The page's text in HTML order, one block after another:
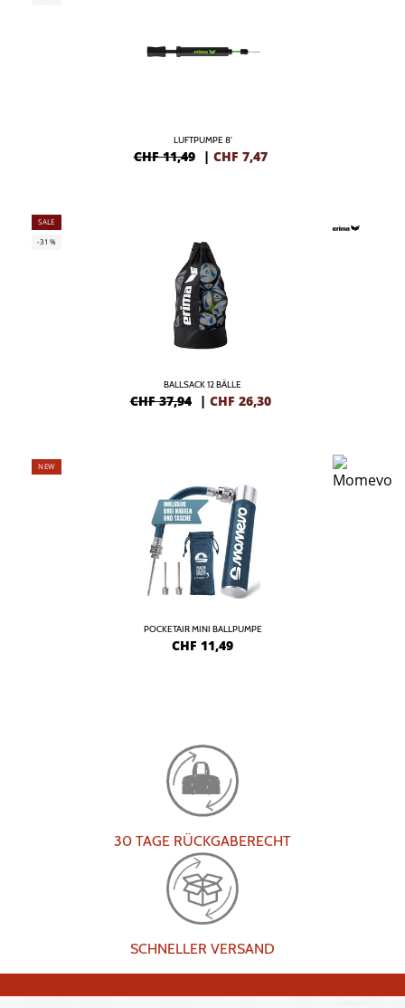
LUFTPUMPE 8'
CHF 11,49 | CHF 7,47
SALE
-31%
BALLSACK 12 BÄLLE
CHF 37,94 | CHF 26,30
NEW
POCKETAIR MINI BALLPUMPE
CHF 11,49
30 TAGE RÜCKGABERECHT
SCHNELLER VERSAND